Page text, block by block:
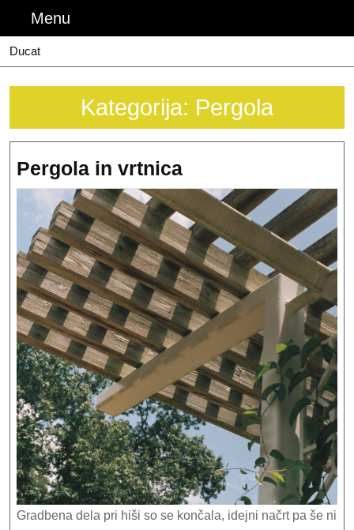
content
Menu
Ducat
Kategorija: Pergola
Pergola in vrtnicaPergola
in
vrtnica
Gradbena dela pri hiši so se končala, idejni načrt pa še ni